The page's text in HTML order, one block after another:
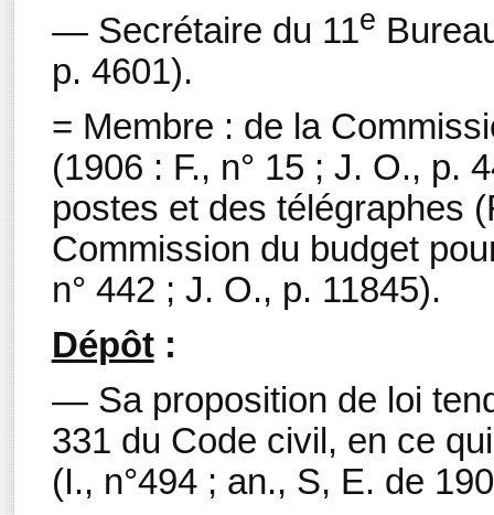
— Secrétaire du 11e
p. 4601).
= Membre : de la
(1906 : F., n° 15 ; J. O., p.
postes et des télégraphes
Commission du budget
n° 442 ; J. O., p. 11845).
Dépôt:
— Sa proposition de loi
331 du Code civil, en ce
(I., n°494 ; an., S, E. de